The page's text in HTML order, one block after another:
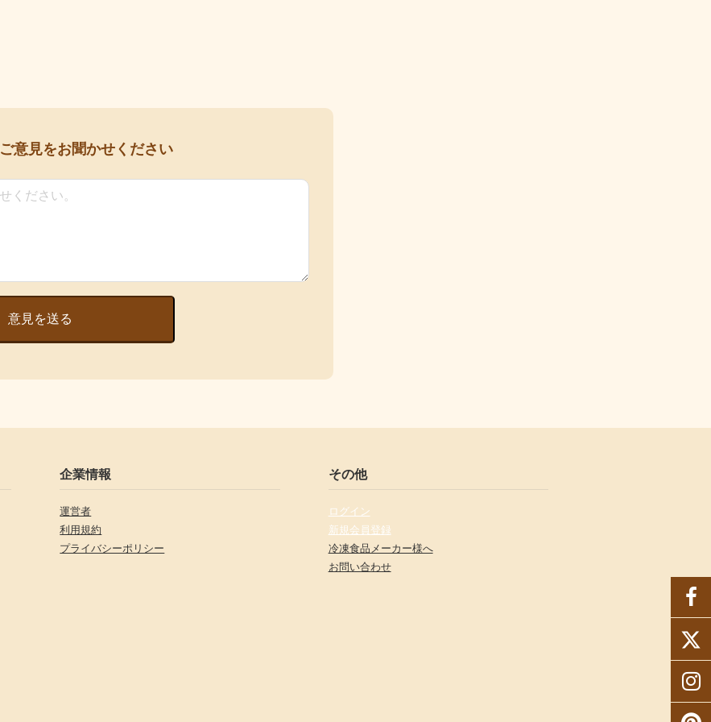
ご意見をお聞かせください
意見を送る
企業情報
運営者
利用規約
プライバシーポリシー
その他
ログイン
新規会員登録
冷凍食品メーカー様へ
お問い合わせ